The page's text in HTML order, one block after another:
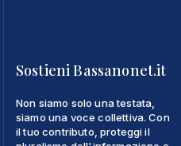
Sostieni Bassanonet.it
Non siamo solo una testata,
siamo una voce collettiva. Con
il tuo contributo, proteggi il